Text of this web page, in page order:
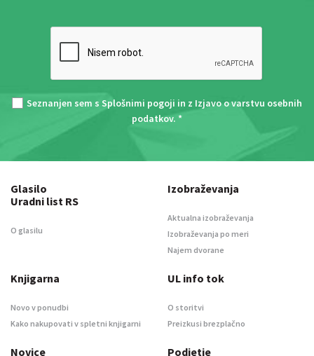
Seznanjen sem s Splošnimi pogoji in z Izjavo o varstvu osebnih
podatkov. *
Glasilo
Uradni list RS
O glasilu
Izobraževanja
Aktualna izobraževanja
Izobraževanja po meri
Najem dvorane
Knjigarna
Novo v ponudbi
Kako nakupovati v spletni knjigarni
UL info tok
O storitvi
Preizkusi brezplačno
Novice Podjetje